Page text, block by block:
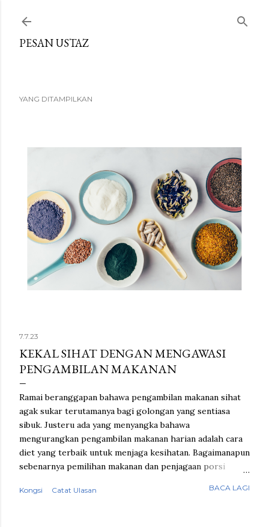
PESAN USTAZ
YANG DITAMPILKAN
7.7.23
KEKAL SIHAT DENGAN MENGAWASI
PENGAMBILAN MAKANAN
Ramai beranggapan bahawa pengambilan makanan sihat
agak sukar terutamanya bagi golongan yang sentiasa
sibuk. Justeru ada yang menyangka bahawa
mengurangkan pengambilan makanan harian adalah cara
diet yang terbaik untuk menjaga kesihatan. Bagaimanapun
sebenarnya pemilihan makanan dan penjagaan porsi
nutrisi yang diperlukan tanpa perlu menahan rasa lapar.
Kongsi Catat Ulasan BACA LAGI